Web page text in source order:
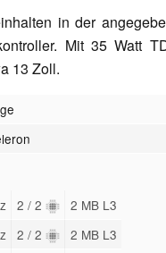
in der
Mit 35 Watt
13 Zoll.
2 / 2 2 MB L3
2 / 2 2 MB L3